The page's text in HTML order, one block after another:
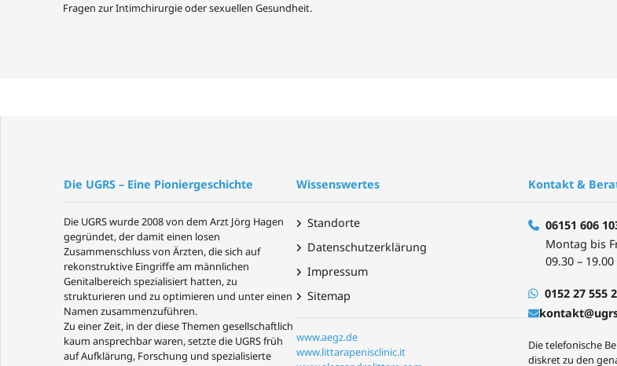
Fragen zur Intimchirurgie oder sexuellen Gesundheit.
Die UGRS – Eine Pioniergeschichte
Die UGRS wurde 2008 von dem Arzt Jörg Hagen
gegründet, der damit einen losen
Zusammenschluss von Ärzten, die sich auf
rekonstruktive Eingriffe am männlichen
Genitalbereich spezialisiert hatten, zu
strukturieren und zu optimieren und unter einen
Namen zusammenzuführen.
Zu einer Zeit, in der diese Themen gesellschaftlich
kaum ansprechbar waren, setzte die UGRS früh
auf Aufklärung, Forschung und spezialisierte
Wissenswertes
Standorte
Datenschutzerklärung
Impressum
Sitemap
www.aegz.de
www.littarapenisclinic.it
Kontakt &
06151 606
Montag bis
09.30 –
0152 27 555
Die telefonische
diskret zu den